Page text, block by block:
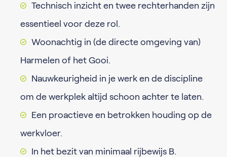
Technisch inzicht en twee rechterhanden zijn
essentieel voor deze rol.
Woonachtig in (de directe omgeving van)
Harmelen of het Gooi.
Nauwkeurigheid in je werk en de discipline
om de werkplek altijd schoon achter te laten.
Een proactieve en betrokken houding op de
werkvloer.
In het bezit van minimaal rijbewijs B.